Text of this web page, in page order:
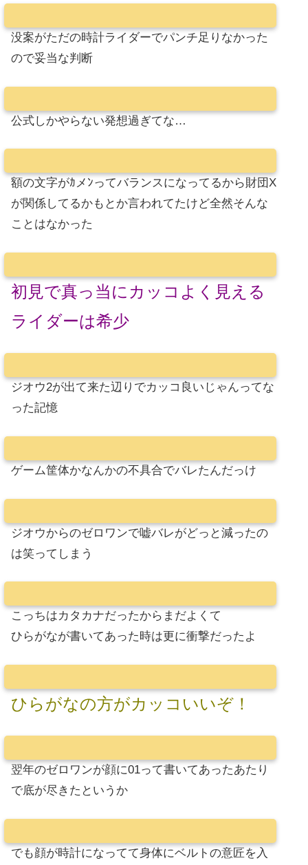
没案がただの時計ライダーでパンチ足りなかった
ので妥当な判断
公式しかやらない発想過ぎてな…
額の文字がｶメﾝってバランスになってるから財団X
が関係してるかもとか言われてたけど全然そんな
ことはなかった
初見で真っ当にカッコよく見える
ライダーは希少
ジオウ2が出て来た辺りでカッコ良いじゃんってな
った記憶
ゲーム筐体かなんかの不具合でバレたんだっけ
ジオウからのゼロワンで嘘バレがどっと減ったの
は笑ってしまう
こっちはカタカナだったからまだよくて
ひらがなが書いてあった時は更に衝撃だったよ
ひらがなの方がカッコいいぞ！
翌年のゼロワンが顔に01って書いてあったあたり
で底が尽きたというか
でも顔が時計になってて身体にベルトの意匠を入